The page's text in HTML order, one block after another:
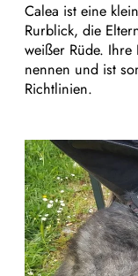
Calea ist eine
Rurblick, die
weißer Rüde.
nennen und ist
Richtlinien.